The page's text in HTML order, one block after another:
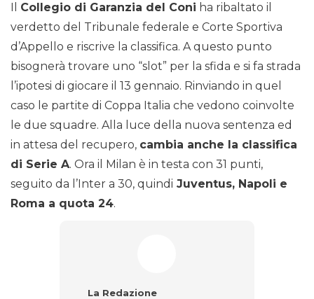
Il Collegio di Garanzia del Coni ha ribaltato il
verdetto del Tribunale federale e Corte Sportiva
d’Appello e riscrive la classifica. A questo punto
bisognerà trovare uno “slot” per la sfida e si fa strada
l’ipotesi di giocare il 13 gennaio. Rinviando in quel
caso le partite di Coppa Italia che vedono coinvolte
le due squadre. Alla luce della nuova sentenza ed
in attesa del recupero, cambia anche la classifica
di Serie A. Ora il Milan è in testa con 31 punti,
seguito da l’Inter a 30, quindi Juventus, Napoli e
Roma a quota 24.
La Redazione